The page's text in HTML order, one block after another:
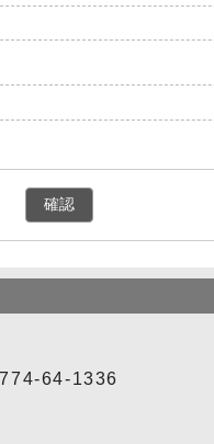
確認
64-1336